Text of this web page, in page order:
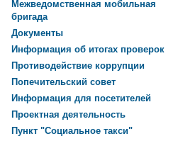
Межведомственная мобильная
бригада
Документы
Информация об итогах проверок
Противодействие коррупции
Попечительский совет
Информация для посетителей
Проектная деятельность
Пункт "Социальное такси"